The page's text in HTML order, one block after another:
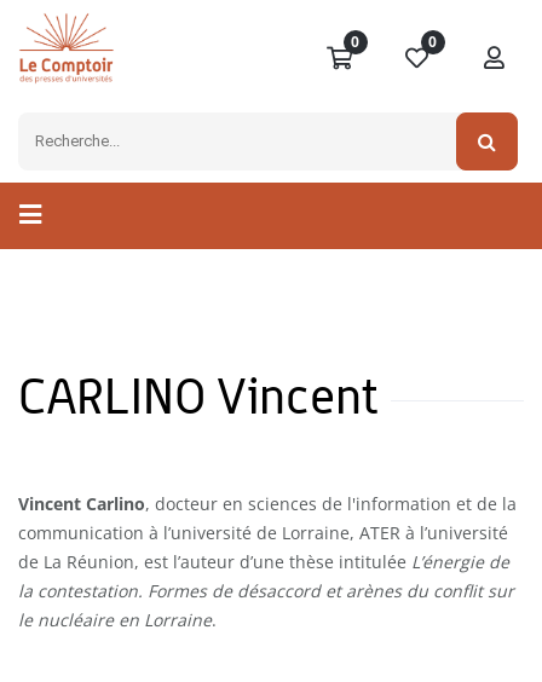
0 0
CARLINO Vincent
Vincent Carlino, docteur en sciences de l'information et de la
communication à l’université de Lorraine, ATER à l’université
de La Réunion, est l’auteur d’une thèse intitulée L’énergie de
la contestation. Formes de désaccord et arènes du conflit sur
le nucléaire en Lorraine.